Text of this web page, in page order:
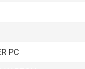
PC